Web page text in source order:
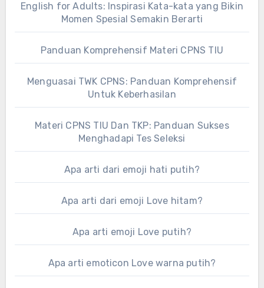
English for Adults: Inspirasi Kata-kata yang Bikin
Momen Spesial Semakin Berarti
Panduan Komprehensif Materi CPNS TIU
Menguasai TWK CPNS: Panduan Komprehensif
Untuk Keberhasilan
Materi CPNS TIU Dan TKP: Panduan Sukses
Menghadapi Tes Seleksi
Apa arti dari emoji hati putih?
Apa arti dari emoji Love hitam?
Apa arti emoji Love putih?
Apa arti emoticon Love warna putih?